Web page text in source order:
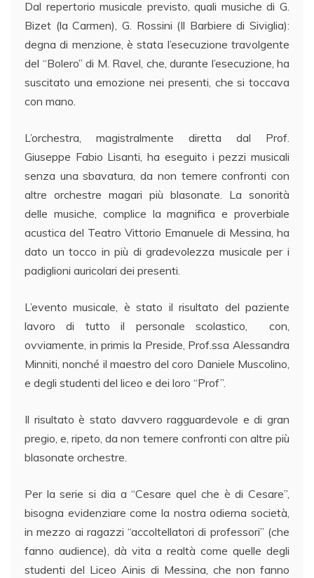
Dal repertorio musicale previsto, quali musiche di G.
Bizet (la Carmen), G. Rossini (Il Barbiere di Siviglia):
degna di menzione, è stata l’esecuzione travolgente
del “Bolero” di M. Ravel, che, durante l’esecuzione, ha
suscitato una emozione nei presenti, che si toccava
con mano.
L’orchestra, magistralmente diretta dal Prof.
Giuseppe Fabio Lisanti, ha eseguito i pezzi musicali
senza una sbavatura, da non temere confronti con
altre orchestre magari più blasonate. La sonorità
delle musiche, complice la magnifica e proverbiale
acustica del Teatro Vittorio Emanuele di Messina, ha
dato un tocco in più di gradevolezza musicale per i
padiglioni auricolari dei presenti.
L’evento musicale, è stato il risultato del paziente
lavoro di tutto il personale scolastico, con,
ovviamente, in primis la Preside, Prof.ssa Alessandra
Minniti, nonché il maestro del coro Daniele Muscolino,
e degli studenti del liceo e dei loro “Prof”.
Il risultato è stato davvero ragguardevole e di gran
pregio, e, ripeto, da non temere confronti con altre più
blasonate orchestre.
Per la serie si dia a “Cesare quel che è di Cesare”,
bisogna evidenziare come la nostra odierna società,
in mezzo ai ragazzi “accoltellatori di professori” (che
fanno audience), dà vita a realtà come quelle degli
studenti del Liceo Ainis di Messina, che non fanno